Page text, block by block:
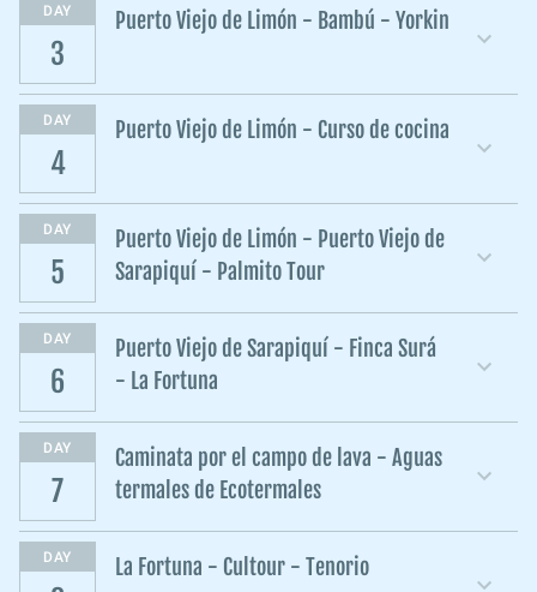
DAY
3
Puerto Viejo de Limón - Bambú - Yorkin
DAY
4
Puerto Viejo de Limón - Curso de cocina
DAY
5
Puerto Viejo de Limón - Puerto Viejo de
Sarapiquí - Palmito Tour
DAY
6
Puerto Viejo de Sarapiquí - Finca Surá
- La Fortuna
DAY
7
Caminata por el campo de lava - Aguas
termales de Ecotermales
DAY La Fortuna - Cultour - Tenorio